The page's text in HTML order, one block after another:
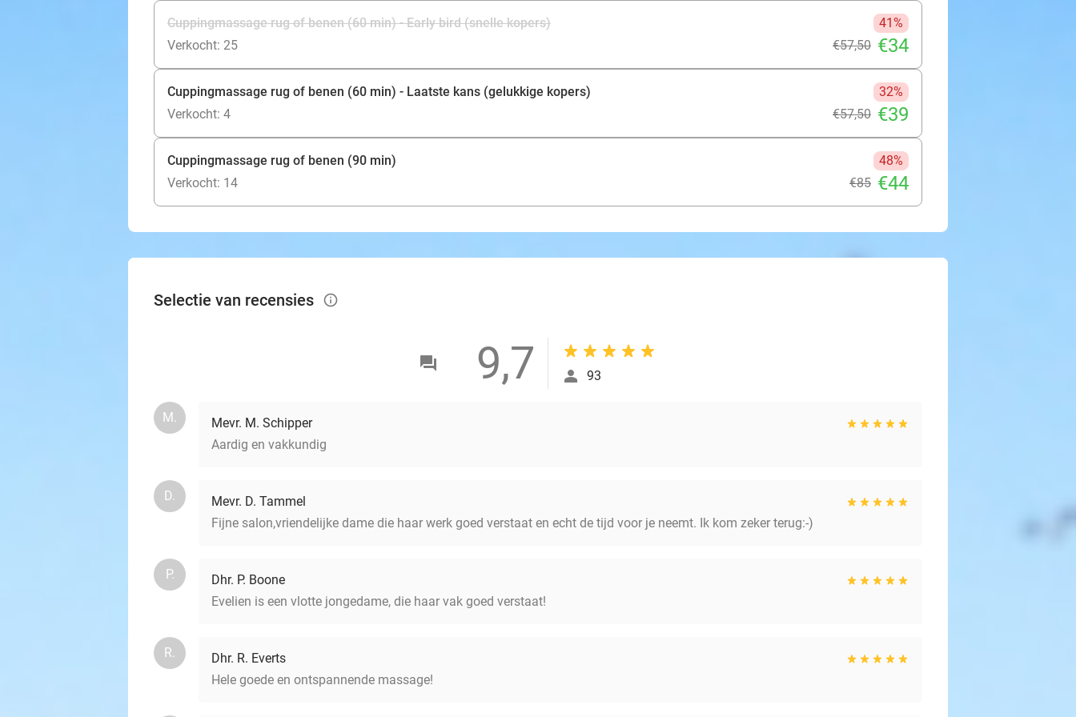
Cuppingmassage rug of benen (60 min) - Early bird (snelle kopers)
41%
Verkocht: 25
€57,50 €34
Cuppingmassage rug of benen (60 min) - Laatste kans (gelukkige kopers)
32%
Verkocht: 4
€57,50 €39
Cuppingmassage rug of benen (90 min)
48%
Verkocht: 14
€85 €44
Selectie van recensies info_outlined
9,7 93
M.
Mevr. M. Schipper
Aardig en vakkundig
D.
Mevr. D. Tammel
Fijne salon,vriendelijke dame die haar werk goed verstaat en echt de tijd voor je neemt. Ik kom zeker terug:-)
P.
Dhr. P. Boone
Evelien is een vlotte jongedame, die haar vak goed verstaat!
R.
Dhr. R. Everts
Hele goede en ontspannende massage!